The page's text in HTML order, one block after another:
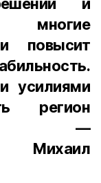
многие
повысит
усилиями
регион
—
Михаил